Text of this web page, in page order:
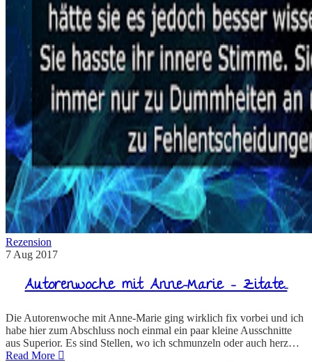
Rezension
7 Aug 2017
Autorenwoche mit Anne-Marie – Zitate…
Die Autorenwoche mit Anne-Marie ging wirklich fix vorbei und ich
habe hier zum Abschluss noch einmal ein paar kleine Ausschnitte
aus Superior. Es sind Stellen, wo ich schmunzeln oder auch herz…
Read More